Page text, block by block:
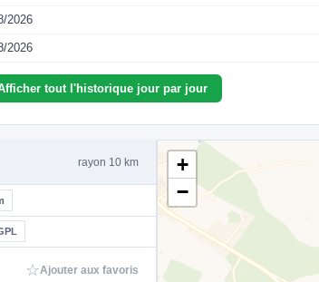
2026
2026
tout l'historique jour par jour
rayon 10 km
☆Ajouter aux favoris
+
−